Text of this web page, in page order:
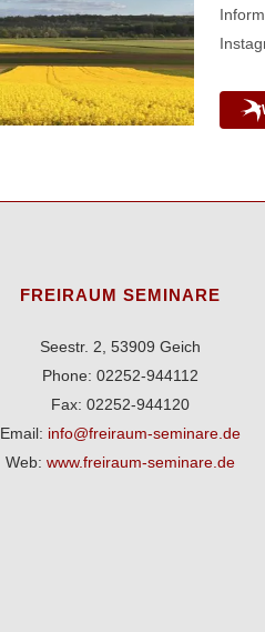
FREIRAUM SEMINARE
Seestr. 2, 53909 Geich
Phone: 02252-944112
Fax: 02252-944120
Email: info@freiraum-seminare.de
Web:www.freiraum-seminare.de